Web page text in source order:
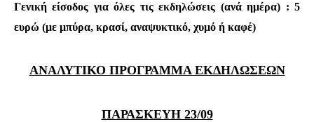
Γενική είσοδος για όλες τις εκδηλώσεις (ανά ημέρα) : 5
ευρώ (με μπύρα, κρασί, αναψυκτικό, χυμό ή καφέ)
ΑΝΑΛΥΤΙΚΟ ΠΡΟΓΡΑΜΜΑ ΕΚΔΗΛΩΣΕΩΝ
ΠΑΡΑΣΚΕΥΗ 23/09